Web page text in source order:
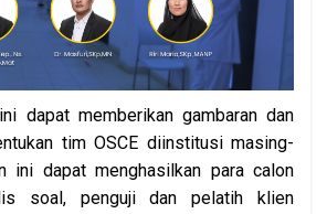
dapat memberikan gambaran dan
tim OSCE diinstitusi masing-
ini dapat menghasilkan para calon
soal, penguji dan pelatih klien